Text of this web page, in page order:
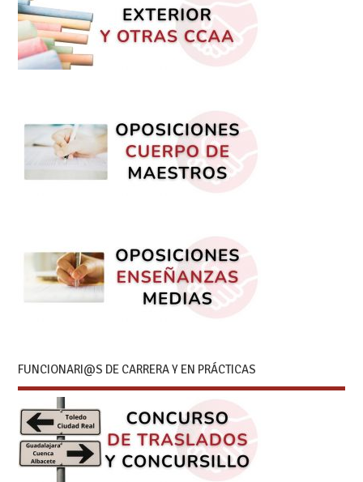
FUNCIONARI@S DE CARRERA Y EN PRÁCTICAS